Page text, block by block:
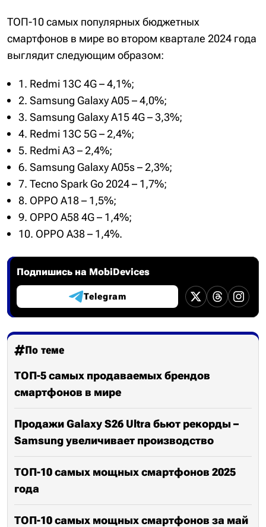
ТОП-10 самых популярных бюджетных
смартфонов в мире во втором квартале 2024 года
выглядит следующим образом:
1. Redmi 13C 4G – 4,1%;
2. Samsung Galaxy A05 – 4,0%;
3. Samsung Galaxy A15 4G – 3,3%;
4. Redmi 13C 5G – 2,4%;
5. Redmi A3 – 2,4%;
6. Samsung Galaxy A05s – 2,3%;
7. Tecno Spark Go 2024 – 1,7%;
8. OPPO A18 – 1,5%;
9. OPPO A58 4G – 1,4%;
10. OPPO A38 – 1,4%.
Подпишись на MobiDevices
Telegram
По теме
ТОП-5 самых продаваемых брендов
смартфонов в мире
Продажи Galaxy S26 Ultra бьют рекорды –
Samsung увеличивает производство
ТОП-10 самых мощных смартфонов 2025
года
ТОП-10 самых мощных смартфонов за май